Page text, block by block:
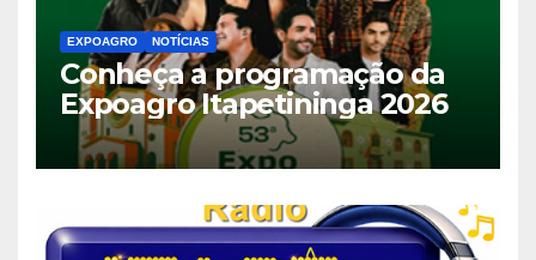
EXPOAGRO NOTÍCIAS
Conheça a programação da
Expoagro Itapetininga 2026